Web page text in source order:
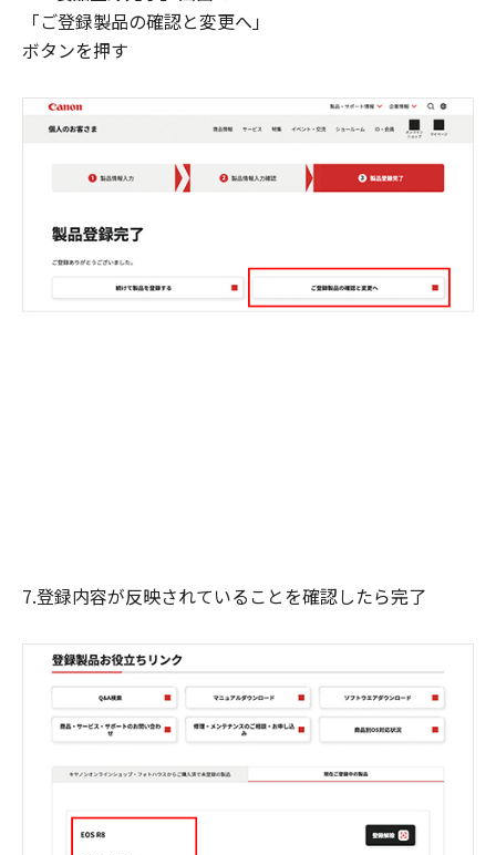
「ご登録製品の確認と変更へ」
ボタンを押す
7.登録内容が反映されていることを確認したら完了